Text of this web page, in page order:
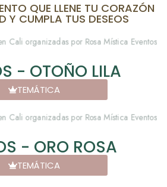
QUE LLENE TU CORAZÓN
Y CUMPLA TUS DESEOS
- OTOÑO LILA
TEMÁTICA
- ORO ROSA
TEMÁTICA